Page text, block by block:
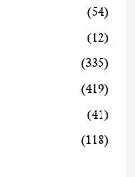
(54)
(12)
(335)
(419)
(41)
(118)